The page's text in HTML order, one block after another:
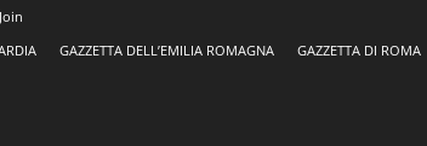
GAZZETTA DELL’EMILIA ROMAGNA GAZZETTA DI ROMA